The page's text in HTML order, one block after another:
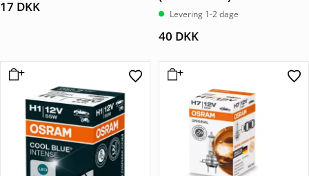
17 DKK Levering 1-2 dage
40 DKK